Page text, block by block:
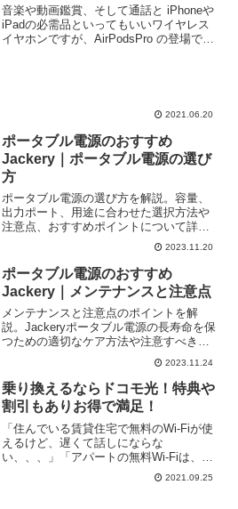
音楽や動画鑑賞、そして通話と iPhoneや
iPadの必需品といってもいいワイヤレス
イヤホンですが、AirPodsPro の登場で
2021.06.20
ポータブル電源のおすすめ
Jackery｜ポータブル電源の選び
方
ポータブル電源の選び方を解説。容量、
出力ポート、用途に合わせた選択方法や
注意点、おすすめポイントについて詳し
く紹介。それぞれのニーズに合った最適
なポータブル電源を選ぶための情報をま
とめました。
2023.11.20
ポータブル電源のおすすめ
Jackery｜メンテナンスと注意点
メンテナンスと注意点のポイントを解
説。Jackeryポータブル電源の長寿命を保
つための適切なケア方法や注意すべきポ
イントについて詳しく説明します。製品
の正しい使用と保管方法に焦点を当て、
持続的な性能を維持するための情報を提
供します。
2023.11.24
乗り換えるならドコモ光！特典や
割引もありお得で満足！
「住んでいる賃貸住宅で無料のWi-Fiが使
えるけど、遅くて話しにならな
い、、、」「アパートの無料Wi-Fiは、動
画配信を観ていると途中で途切れ
る、、、」「もっとお得で速度の出る光
2021.09.25